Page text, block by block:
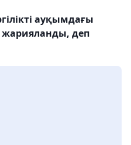
ауқымдағы
деп